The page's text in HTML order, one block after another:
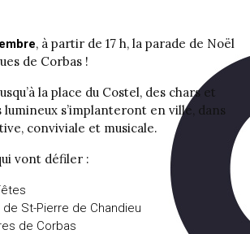
, à partir de 17 h, la parade de Noël
de Corbas !
la place du Costel, des chars et
lumineux s’implanteront en ville, dans
conviviale et musicale.
vont défiler :
St-Pierre de Chandieu
de Corbas